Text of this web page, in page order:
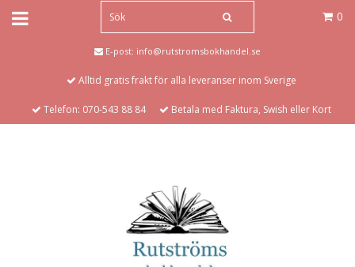
0
E-post: info@rutstromsbokhandel.se
Alltid gratis frakt för alla leveranser inom Sverige
Telefon: 070-543 88 84 Betala med Faktura, Swish eller Kort